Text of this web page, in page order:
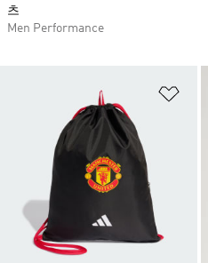
츠
Men Performance